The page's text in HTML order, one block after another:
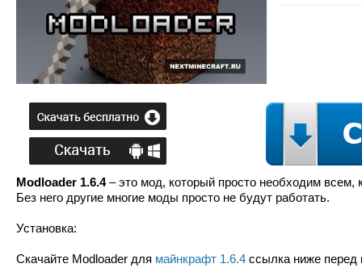
Modloader 1.6.4– это мод, который просто необходим всем,
Без него другие многие моды просто не будут работать.
Установка:
Скачайте Modloader для майнкрафт 1.6.4 ссылка ниже перед